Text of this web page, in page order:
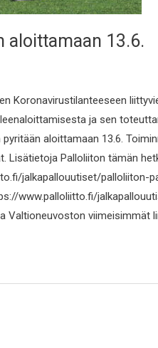
aloittamaan 13.6.
Koronavirustilanteeseen
ja sen
aloittamaan 13.6.
Lisätietoja Palloliiton tämän
jalkapallouutiset/palloliiton-
www.palloliitto.fi/
Valtioneuvoston viimeisimmät